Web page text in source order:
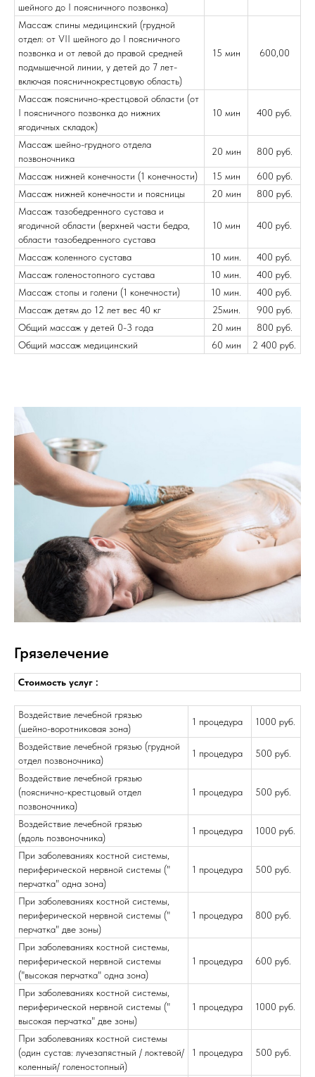
шейного до I поясничного позвонка)
Массаж спины медицинский (грудной
отдел: от VII шейного до I поясничного
позвонка и от левой до правой средней
подмышечной линии, у детей до 7 лет-
включая поясничнокрестцовую область)
15 мин 600,00
Массаж пояснично-крестцовой области (от
I поясничного позвонка до нижних
ягодичных складок)
10 мин 400 руб.
Массаж шейно-грудного отдела
позвоночника
20 мин 800 руб.
Массаж нижней конечности (1 конечности) 15 мин
600 руб.
Массаж нижней конечности и поясницы
20 мин
800 руб.
Массаж тазобедренного сустава и
ягодичной области (верхней части бедра,
области тазобедренного сустава
10 мин 400 руб.
Массаж коленного сустава 10 мин.
400 руб.
Массаж голеностопного сустава
10 мин.
400 руб.
Массаж стопы и голени (1 конечности)
10 мин.
400 руб.
Массаж детям до 12 лет вес 40 кг
25мин.
900 руб.
Общий массаж у детей 0-3 года
20 мин
800 руб.
Общий массаж медицинский
60 мин 2 400 руб.
Грязелечение
Стоимость услуг :
Воздействие лечебной грязью
(шейно-воротниковая зона)
1 процедура 1000 руб.
Воздействие лечебной грязью (грудной
отдел позвоночника)
1 процедура 500 руб.
Воздействие лечебной грязью
(пояснично-крестцовый отдел
позвоночника)
1 процедура 500 руб.
Воздействие лечебной грязью
(вдоль позвоночника)
1 процедура 1000 руб.
При заболеваниях костной системы,
периферической нервной системы ("
перчатка" одна зона)
1 процедура 500 руб.
При заболеваниях костной системы,
периферической нервной системы ("
перчатка" две зоны)
1 процедура 800 руб.
При заболеваниях костной системы,
периферической нервной системы
("высокая перчатка" одна зона)
1 процедура 600 руб.
При заболеваниях костной системы,
периферической нервной системы ("
высокая перчатка" две зоны)
1 процедура 1000 руб.
При заболеваниях костной системы
(один сустав: лучезапястный / локтевой/
коленный/ голеностопный)
1 процедура 500 руб.